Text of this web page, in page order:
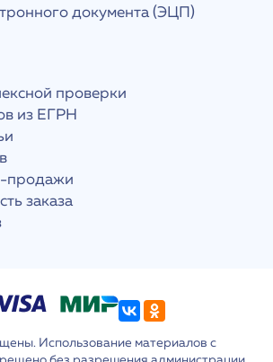
документа (ЭЦП)
проверки
из ЕГРН
продажи
заказа
Использование материалов с